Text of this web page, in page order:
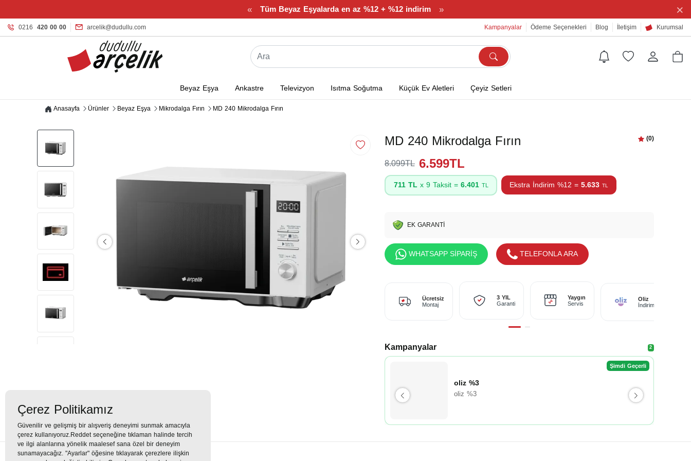
« Tüm Beyaz Eşyalarda en az %12 + %12 indirim » ×
0216 420 00 00 arcelik@dudullu.com Kampanyalar Ödeme Seçenekleri Blog İletişim Kurumsal
Beyaz Eşya Ankastre Televizyon Isıtma Soğutma Küçük Ev Aletleri Çeyiz Setleri
Anasayfa Ürünler Beyaz Eşya Mikrodalga Fırın MD 240 Mikrodalga Fırın
MD 240 Mikrodalga Fırın (0)
8.099TL 6.599TL
711 TLx 9 Taksit = 6.401 TL Ekstra İndirim %12 = 5.633 TL
EK GARANTİ
WHATSAPP SİPARİŞ TELEFONLA ARA
Ücretsiz
Montaj
3 YIL
Garanti
Yaygın
Servis
Oliz
İndirimi
Kampanyalar 2
Şimdi Geçerli
oliz %3
oliz %3
Çerez Politikamız
Güvenilir ve gelişmiş bir alışveriş deneyimi sunmak amacıyla
çerez kullanıyoruz.Reddet seçeneğine tıklaman halinde tercih
ve ilgi alanlarına yönelik maalesef sana özel bir deneyim
sunamayacağız. "Ayarlar" öğesine tıklayarak çerezlere ilişkin